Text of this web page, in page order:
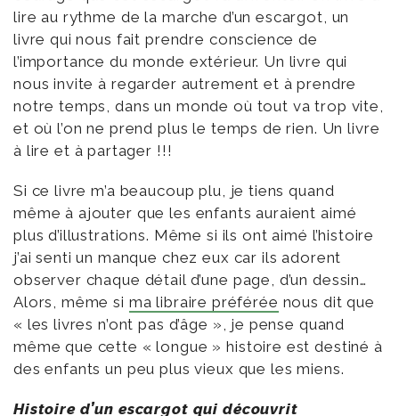
lire au rythme de la marche d’un escargot, un
livre qui nous fait prendre conscience de
l’importance du monde extérieur. Un livre qui
nous invite à regarder autrement et à prendre
notre temps, dans un monde où tout va trop vite,
et où l’on ne prend plus le temps de rien. Un livre
à lire et à partager !!!
Si ce livre m’a beaucoup plu, je tiens quand
même à ajouter que les enfants auraient aimé
plus d’illustrations. Même si ils ont aimé l’histoire
j’ai senti un manque chez eux car ils adorent
observer chaque détail d’une page, d’un dessin…
Alors, même si ma libraire préférée nous dit que
« les livres n’ont pas d’âge », je pense quand
même que cette « longue » histoire est destiné à
des enfants un peu plus vieux que les miens.
Histoire d’un escargot qui découvrit